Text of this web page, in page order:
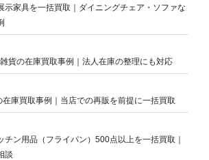
示家具を一括買取｜ダイニングチェア・ソファな
貨の在庫買取事例｜法人在庫の整理にも対応
庫買取事例｜当店での再販を前提に一括買取
チン用品（フライパン）500点以上を一括買取｜
談